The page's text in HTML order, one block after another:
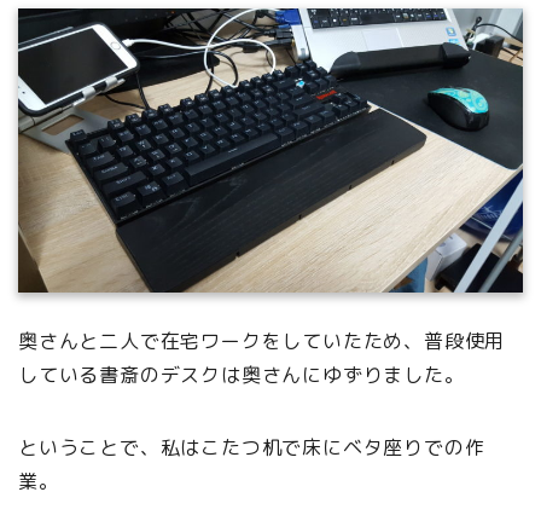
奥さんと二人で在宅ワークをしていたため、普段使用
している書斎のデスクは奥さんにゆずりました。
ということで、私はこたつ机で床にベタ座りでの作
業。